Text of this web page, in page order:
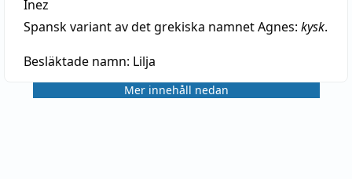
Inez
Spansk variant av det grekiska namnet Agnes: kysk.
Besläktade namn: Lilja
Mer innehåll nedan